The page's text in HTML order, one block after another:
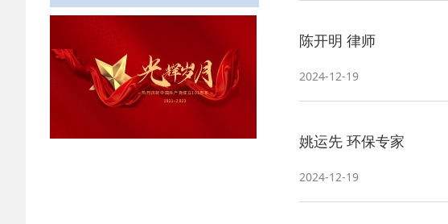
陈开明 律师
2024-12-19
姚运先 环保专家
2024-12-19